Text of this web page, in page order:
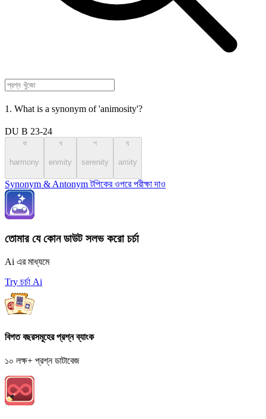
1. What is a synonym of 'animosity'?
DU B 23-24
ক
harmony
খ
enmity
গ
serenity
ঘ
amity
Synonym & Antonym টপিকের ওপরে পরীক্ষা দাও
তোমার যে কোন ডাউট সলভ করো চর্চা
Ai এর মাধ্যমে
Try চর্চা Ai
বিগত বছরসমূহের প্রশ্ন ব্যাংক
১০ লক্ষ+ প্রশ্ন ডাটাবেজ